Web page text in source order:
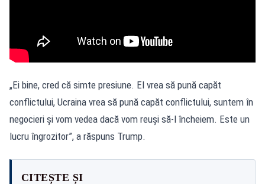
„Ei bine, cred că simte presiune. El vrea să pună capăt
conflictului, Ucraina vrea să pună capăt conflictului, suntem în
negocieri și vom vedea dacă vom reuși să-l încheiem. Este un
lucru îngrozitor”, a răspuns Trump.
CITEȘTE ȘI